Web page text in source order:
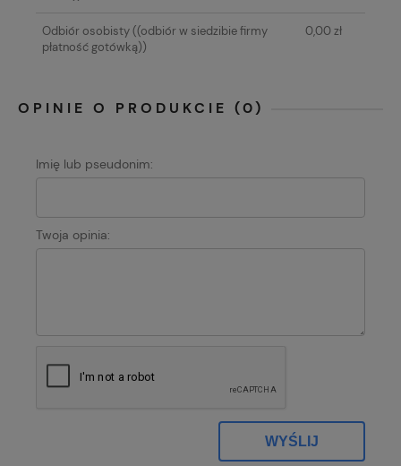
Odbiór osobisty((odbiór w siedzibie firmy
płatność gotówką))
0,00 zł
OPINIE O PRODUKCIE (0)
Imię lub pseudonim:
Twoja opinia:
WYŚLIJ